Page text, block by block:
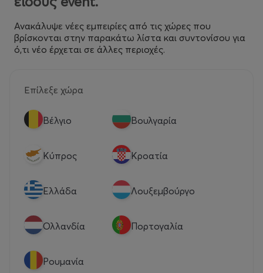
Ανακάλυψε νέες εμπειρίες από τις χώρες που
βρίσκονται στην παρακάτω λίστα και συντονίσου για
ό,τι νέο έρχεται σε άλλες περιοχές.
Επίλεξε χώρα
Βέλγιο Βουλγαρία
Κύπρος Κροατία
Eλλάδα Λουξεμβούργο
Ολλανδία Πορτογαλία
Ρουμανία